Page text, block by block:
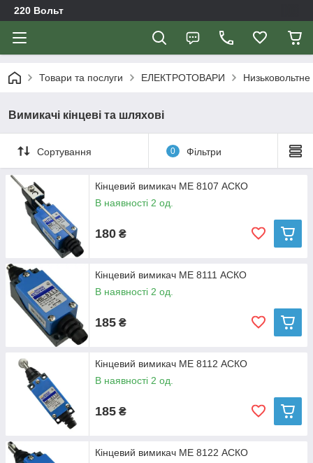
220 Вольт
Товари та послуги ЕЛЕКТРОТОВАРИ
Вимикачі кінцеві та шляхові
Сортування 0 Фільтри
Кінцевий вимикач ME 8107 АСКО
В наявності 2 од.
180 ₴
Кінцевий вимикач ME 8111 АСКО
В наявності 2 од.
185 ₴
Кінцевий вимикач ME 8112 АСКО
В наявності 2 од.
185 ₴
Кінцевий вимикач МЕ 8122 АСКО